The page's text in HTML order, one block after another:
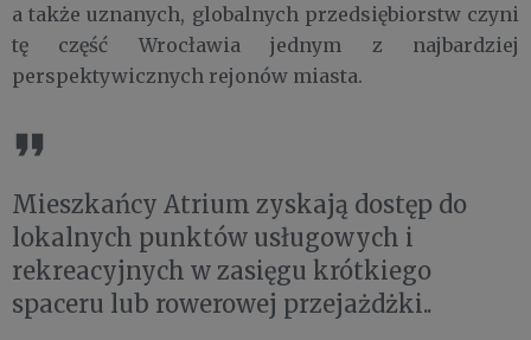
a także uznanych, globalnych przedsiębiorstw czyni
tę część Wrocławia jednym z najbardziej
perspektywicznych rejonów miasta.
Mieszkańcy Atrium zyskają dostęp do
lokalnych punktów usługowych i
rekreacyjnych w zasięgu krótkiego
spaceru lub rowerowej przejażdżki..